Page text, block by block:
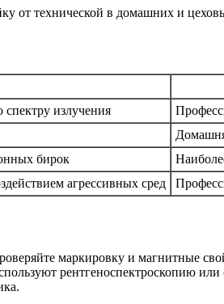
спектру излучения
бирок
агрессивных сред
маркировку и магнитные
рентгеноспектроскопию